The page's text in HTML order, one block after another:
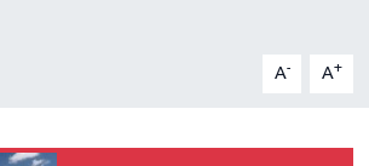
A- A+